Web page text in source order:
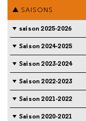
SAISONS
saison 2025-2026
Saison 2024-2025
Saison 2023-2024
Saison 2022-2023
Saison 2021-2022
Saison 2020-2021